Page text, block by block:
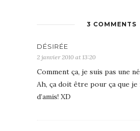
3 COMMENTS
DÉSIRÉE
2 janvier 2010 at 13:20
Comment ça, je suis pas une
Ah, ça doit être pour ça que je
d’amis! XD